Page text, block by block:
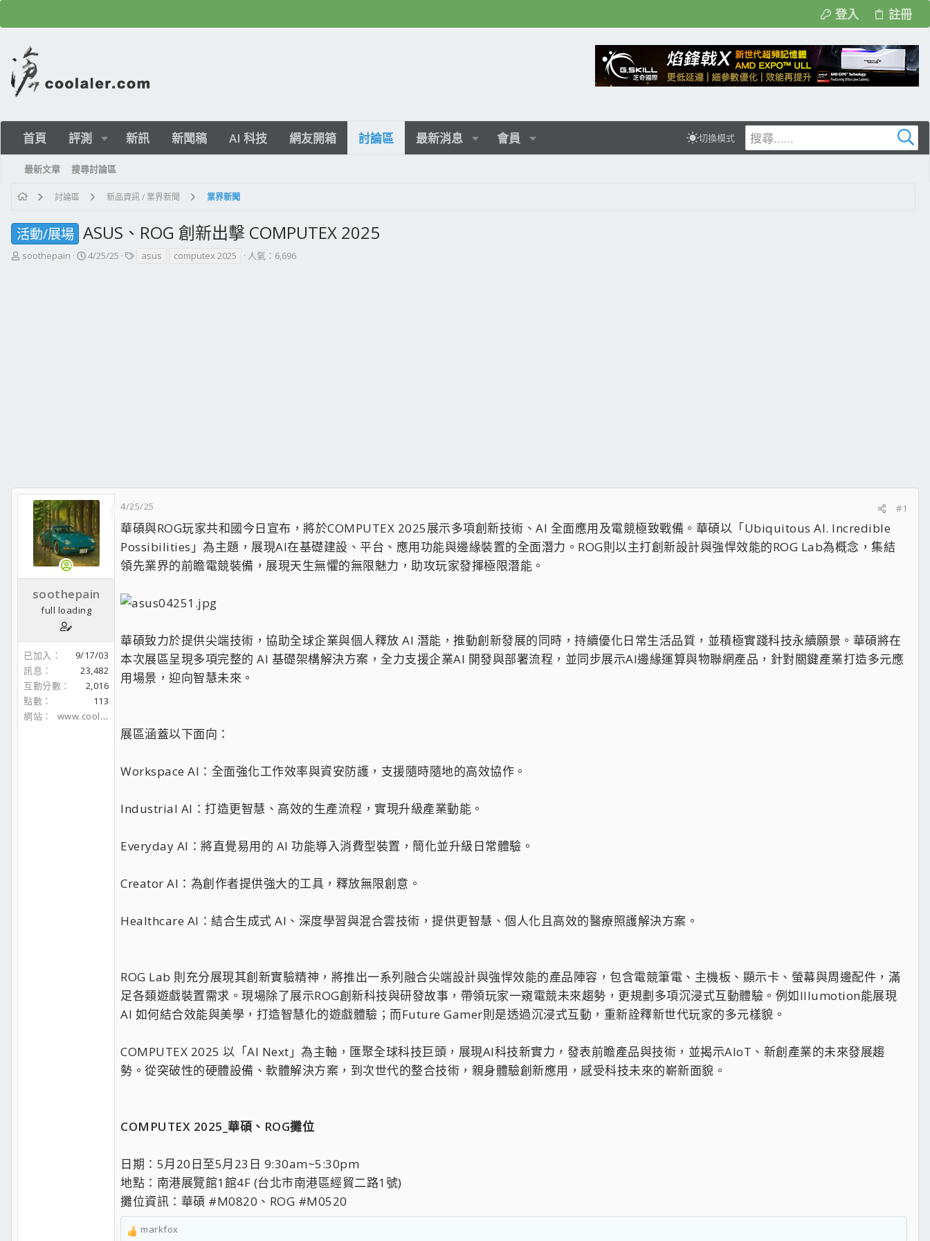
登入 註冊
首頁 評測 新訊 新聞稿 AI 科技 網友開箱 討論區 最新消息 會員 切換模式
最新文章 搜尋討論區
討論區 新品資訊 / 業界新聞 業界新聞
活動/展場 ASUS、ROG 創新出擊 COMPUTEX 2025
主
soothepain
開
4/25/25
標asus computex 2025 人氣：6,696
soothepain
full loading
已加入
9/17/03
訊息
23,482
互動分數
2,016
點數
113
網站
www.coolaler.com
4/25/25 #1
華碩與ROG玩家共和國今日宣布，將於COMPUTEX 2025展示多項創新技術、AI 全面應用及電競極致戰備。華碩以「Ubiquitous AI. Incredible
Possibilities」為主題，展現AI在基礎建設、平台、應用功能與邊緣裝置的全面潛力。ROG則以主打創新設計與強悍效能的ROG Lab為概念，集結
領先業界的前瞻電競裝備，展現天生無懼的無限魅力，助攻玩家發揮極限潛能。
華碩致力於提供尖端技術，協助全球企業與個人釋放 AI 潛能，推動創新發展的同時，持續優化日常生活品質，並積極實踐科技永續願景。華碩將在
本次展區呈現多項完整的 AI 基礎架構解決方案，全力支援企業AI 開發與部署流程，並同步展示AI邊緣運算與物聯網產品，針對關鍵產業打造多元應
用場景，迎向智慧未來。
展區涵蓋以下面向：
Workspace AI：全面強化工作效率與資安防護，支援隨時隨地的高效協作。
Industrial AI：打造更智慧、高效的生產流程，實現升級產業動能。
Everyday AI：將直覺易用的 AI 功能導入消費型裝置，簡化並升級日常體驗。
Creator AI：為創作者提供強大的工具，釋放無限創意。
Healthcare AI：結合生成式 AI、深度學習與混合雲技術，提供更智慧、個人化且高效的醫療照護解決方案。
ROG Lab 則充分展現其創新實驗精神，將推出一系列融合尖端設計與強悍效能的產品陣容，包含電競筆電、主機板、顯示卡、螢幕與周邊配件，滿
足各類遊戲裝置需求。現場除了展示ROG創新科技與研發故事，帶領玩家一窺電競未來趨勢，更規劃多項沉浸式互動體驗。例如Illumotion能展現
AI 如何結合效能與美學，打造智慧化的遊戲體驗；而Future Gamer則是透過沉浸式互動，重新詮釋新世代玩家的多元樣貌。
COMPUTEX 2025 以「AI Next」為主軸，匯聚全球科技巨頭，展現AI科技新實力，發表前瞻產品與技術，並揭示AIoT、新創產業的未來發展趨
勢。從突破性的硬體設備、軟體解決方案，到次世代的整合技術，親身體驗創新應用，感受科技未來的嶄新面貌。
COMPUTEX 2025_華碩、ROG攤位
日期：5月20日至5月23日 9:30am~5:30pm
地點：南港展覽館1館4F (台北市南港區經貿二路1號)
攤位資訊：華碩 #M0820、ROG #M0520
R markfox